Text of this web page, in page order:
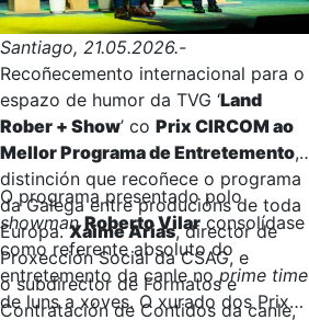
Santiago, 21.05.2026.-
Recoñecemento internacional para o
espazo de humor da TVG ‘Land
Rober + Show’ co Prix CIRCOM ao
Mellor Programa de Entretemento,
distinción que recoñece o programa
da Galega entre producións de toda
Europa.Xaime Arias, director de
Proxección Social da CSAG, e
o subdirector de Formatos e
Contratación de Contidos da canle,
O programa presentado polo
showman Roberto Vilarconsolídase
como referente absoluto do
entretemento da canle noprime time
de luns a xoves. O xurado dos Prix